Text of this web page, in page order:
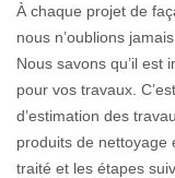
À chaque projet de
nous n’oublions
Nous savons qu’il est
pour vos travaux.
d’estimation des
produits de nettoyage
traité et les étapes